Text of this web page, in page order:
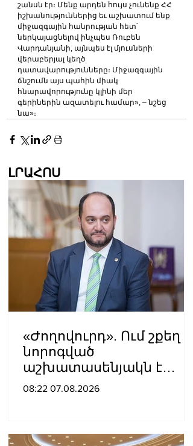
շանսն էր։ Մենք արդեն հույս չունենք ՀՀ
իշխանություններից եւ աշխատում ենք
միջազգային հանրության հետ՝
ներկայացնելով ինչպես Ռուբեն
Վարդանյանի, այնպես էլ մյուսների
վերաբերյալ կեղծ
դատավարությունները։ Միջազգային
ճնշումն այս պահին միակ
հնարավորությունը կլինի մեր
գերիներին ազատելու համար», – նշեց
նա»։
ԼՐԱՀՈՍ
«Ժողովուրդ». Ում շքեղ
նորոգված
աշխատասենյակն է
տրամադրվել Արայիկ
08:22 07.08.2026